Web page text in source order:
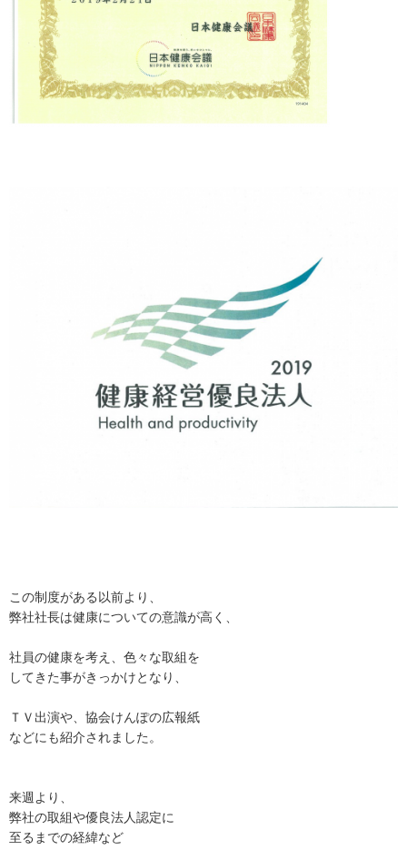
この制度がある以前より、
弊社社長は健康についての意識が高く、
社員の健康を考え、色々な取組を
してきた事がきっかけとなり、
ＴＶ出演や、協会けんぽの広報紙
などにも紹介されました。
来週より、
弊社の取組や優良法人認定に
至るまでの経緯など